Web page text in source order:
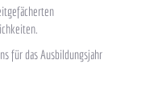
für das Ausbildungsjahr